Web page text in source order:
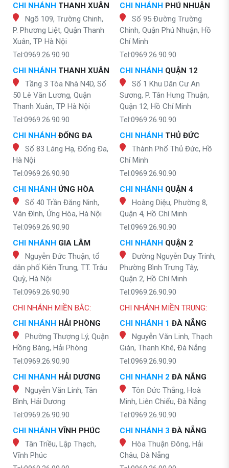
CHI NHÁNH THANH XUÂN
Ngõ 109, Trường Chinh,
P. Phương Liệt, Quận Thanh
Xuân, TP Hà Nội
Tel:0969.26.90.90
CHI NHÁNH THANH XUÂN
Tầng 3 Tòa Nhà N4D, Số
50 Lê Văn Lương, Quận
Thanh Xuân, TP Hà Nội
Tel:0969.26.90.90
CHI NHÁNH ĐỐNG ĐA
Số 83 Láng Hạ, Đống Đa,
Hà Nội
Tel:0969.26.90.90
CHI NHÁNH ỨNG HÒA
Số 40 Trần Đăng Ninh,
Vân Đình, Ứng Hòa, Hà Nội
Tel:0969.26.90.90
CHI NHÁNH GIA LÂM
Nguyễn Đức Thuận, tổ
dân phố Kiên Trung, TT. Trâu
Quỳ, Hà Nội
Tel:0969.26.90.90
CHI NHÁNH PHÚ NHUẬN
Số 95 Đường Trường
Chinh, Quận Phú Nhuận, Hồ
Chí Minh
Tel:0969.26.90.90
CHI NHÁNH QUẬN 12
Số 1 Khu Dân Cư An
Sương, P. Tân Hưng Thuận,
Quận 12, Hồ Chí Minh
Tel:0969.26.90.90
CHI NHÁNH THỦ ĐỨC
Thành Phố Thủ Đức, Hồ
Chí Minh
Tel:0969.26.90.90
CHI NHÁNH QUẬN 4
Hoàng Diệu, Phường 8,
Quận 4, Hồ Chí Minh
Tel:0969.26.90.90
CHI NHÁNH QUẬN 2
Đường Nguyễn Duy Trinh,
Phường Bình Trưng Tây,
Quận 2, Hồ Chí Minh
Tel:0969.26.90.90
CHI NHÁNH MIỀN BẮC:
CHI NHÁNH HẢI PHÒNG
Phường Thượng Lý, Quận
Hồng Bàng, Hải Phòng
Tel:0969.26.90.90
CHI NHÁNH HẢI DƯƠNG
Nguyễn Văn Linh, Tân
Bình, Hải Dương
Tel:0969.26.90.90
CHI NHÁNH VĨNH PHÚC
Tân Triều, Lập Thạch,
Vĩnh Phúc
CHI NHÁNH MIỀN TRUNG:
CHI NHÁNH 1 ĐÀ NẴNG
Nguyễn Văn Linh, Thạch
Gián, Thanh Khê, Đà Nẵng
Tel:0969.26.90.90
CHI NHÁNH 2 ĐÀ NẴNG
Tôn Đức Thắng, Hoà
Minh, Liên Chiểu, Đà Nẵng
Tel:0969.26.90.90
CHI NHÁNH 3 ĐÀ NẴNG
Hòa Thuận Đông, Hải
Châu, Đà Nẵng